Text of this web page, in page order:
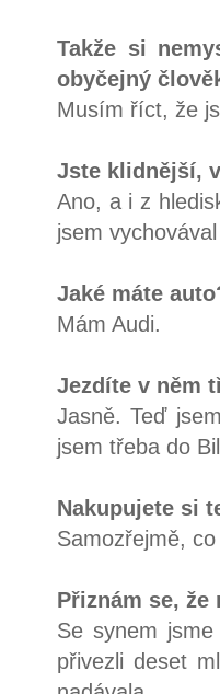
Takže si
obyčejný
Musím říct, že
Jste klidnější,
Ano, a i z
jsem
Jaké máte
Mám Audi.
Jezdíte v něm
Jasně. Teď
jsem třeba do
Nakupujete si
Samozřejmě,
Přiznám se, že
Se synem
přivezli deset